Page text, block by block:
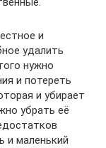
и
удалить
нужно
и потереть
и убирает
убрать её
и маленький